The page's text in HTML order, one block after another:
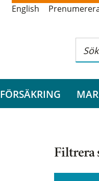
English
FÖRSÄKRING
Filtrera